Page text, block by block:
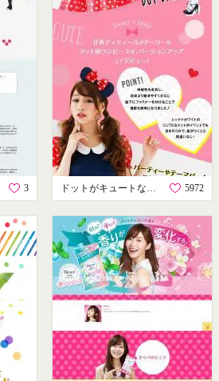
3 ドットがキュートなワンピース 5972